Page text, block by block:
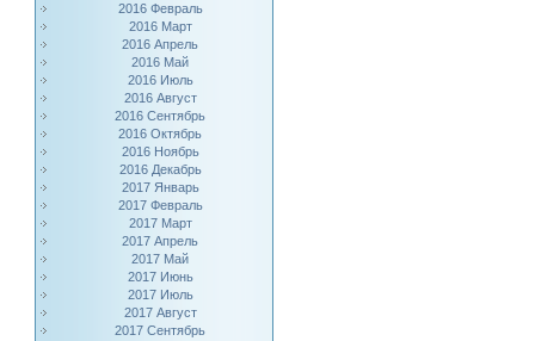
2016 Февраль
2016 Март
2016 Апрель
2016 Май
2016 Июль
2016 Август
2016 Сентябрь
2016 Октябрь
2016 Ноябрь
2016 Декабрь
2017 Январь
2017 Февраль
2017 Март
2017 Апрель
2017 Май
2017 Июнь
2017 Июль
2017 Август
2017 Сентябрь